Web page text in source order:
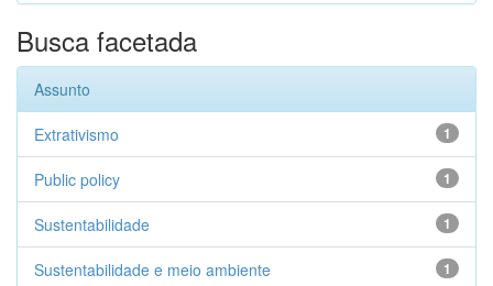
Busca facetada
Assunto
1
Extrativismo
1
Public policy
1
Sustentabilidade
1
Sustentabilidade e meio ambiente